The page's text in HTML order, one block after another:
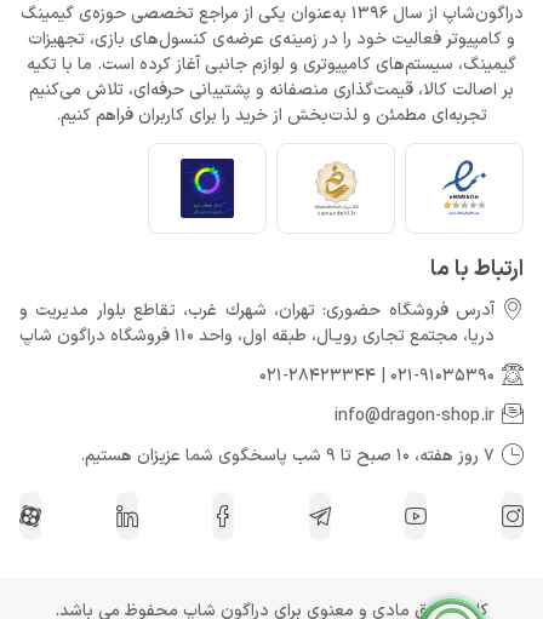
دراگون‌شاپ از سال 1396 به‌عنوان یکی از مراجع تخصصی حوزه‌ی گیمینگ
و کامپیوتر فعالیت خود را در زمینه‌ی عرضه‌ی کنسول‌های بازی، تجهیزات
گیمینگ، سیستم‌های کامپیوتری و لوازم جانبی آغاز کرده است. ما با تکیه
بر اصالت کالا، قیمت‌گذاری منصفانه و پشتیبانی حرفه‌ای، تلاش می‌کنیم
تجربه‌ای مطمئن و لذت‌بخش از خرید را برای کاربران فراهم کنیم.
ارتباط با ما
آدرس فروشگاه حضوری: تهران، شهرك غرب، تقاطع بلوار مدیریت و
دريا، مجتمع تجارى رويـال، طبقه اول، واحد 110 فروشگاه دراگون شاپ
021-91035390
021-28423344
info@dragon-shop.ir
7 روز هفته، 10 صبح تا 9 شب پاسخگوی شما عزیزان هستیم.
کلیه حقوق مادی و معنوی برای دراگون شاپ محفوظ می باشد.